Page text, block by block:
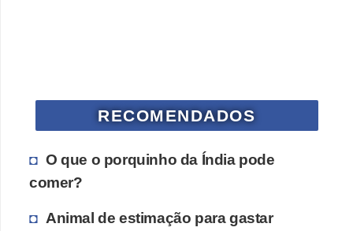
RECOMENDADOS
O que o porquinho da Índia pode
comer?
Animal de estimação para gastar